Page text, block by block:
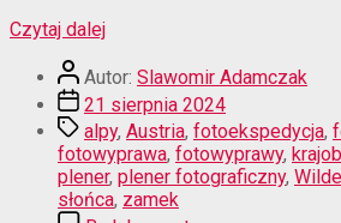
Czytaj dalej“Zamek
Tyrolu”
Autor
wpisu
Autor: Slawomir Adamczak
Data
wpisu
21 sierpnia 2024
Tagialpy, Austria, fotoekspedycja,
fotowyprawa, fotowyprawy,
plener, plener fotograficzny,
słońca, zamek